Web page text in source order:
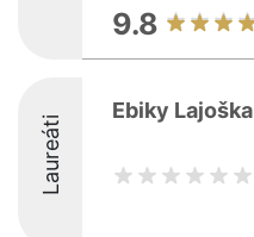
9.8
Laureáti
Ebiky Lajoška